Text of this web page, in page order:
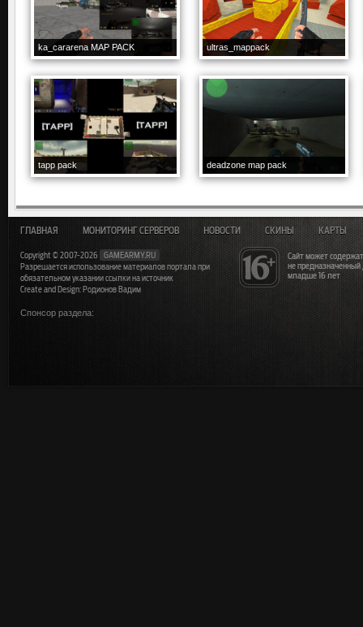
ka_cararena MAP PACK ultras_mappack
tapp pack deadzone map pack
Сайт может
не
младше 16 лет
ГЛАВНАЯ МОНИТОРИНГ СЕРВЕРОВ НОВОСТИ СКИНЫ КАРТЫ
Copyright © 2007-2026
GAMEARMY.RU
Разрешается использование материалов портала при
обязательном указании ссылки на источник
Create and Design: Родионов Вадим
Спонсор раздела: